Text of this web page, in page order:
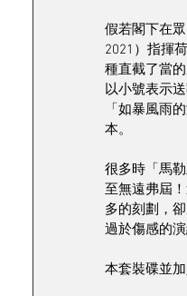
假若閣下在
2021）指揮
種直截了當
以小號表示
「如暴風雨
本。
很多時「馬
至無遠弗屆
多的刻劃，
過於傷感的演
本套裝碟並